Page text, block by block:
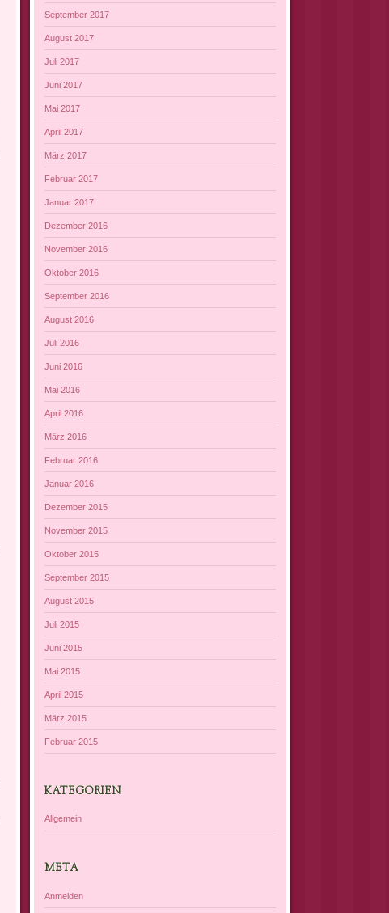
September 2017
August 2017
Juli 2017
Juni 2017
Mai 2017
April 2017
März 2017
Februar 2017
Januar 2017
Dezember 2016
November 2016
Oktober 2016
September 2016
August 2016
Juli 2016
Juni 2016
Mai 2016
April 2016
März 2016
Februar 2016
Januar 2016
Dezember 2015
November 2015
Oktober 2015
September 2015
August 2015
Juli 2015
Juni 2015
Mai 2015
April 2015
März 2015
Februar 2015
KATEGORIEN
Allgemein
META
Anmelden